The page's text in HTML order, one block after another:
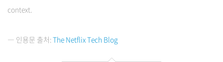
context.
― 인용문 출처:The Netflix Tech Blog